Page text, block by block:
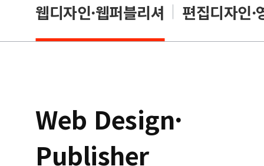
웹디자인·웹퍼블리셔 편집디자인·
Web Design·
Publisher